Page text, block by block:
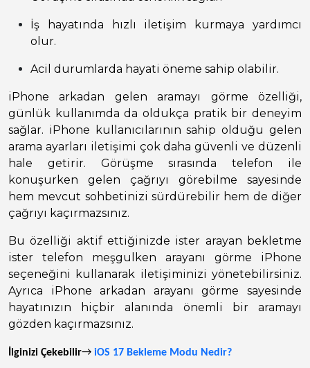
İş hayatında hızlı iletişim kurmaya yardımcı
olur.
Acil durumlarda hayati öneme sahip olabilir.
iPhone arkadan gelen aramayı görme özelliği,
günlük kullanımda da oldukça pratik bir deneyim
sağlar. iPhone kullanıcılarının sahip olduğu gelen
arama ayarları iletişimi çok daha güvenli ve düzenli
hale getirir. Görüşme sırasında telefon ile
konuşurken gelen çağrıyı görebilme sayesinde
hem mevcut sohbetinizi sürdürebilir hem de diğer
çağrıyı kaçırmazsınız.
Bu özelliği aktif ettiğinizde ister arayan bekletme
ister telefon meşgulken arayanı görme iPhone
seçeneğini kullanarak iletişiminizi yönetebilirsiniz.
Ayrıca iPhone arkadan arayanı görme sayesinde
hayatınızın hiçbir alanında önemli bir aramayı
gözden kaçırmazsınız.
İlginizi Çekebilir→ iOS 17 Bekleme Modu Nedir?